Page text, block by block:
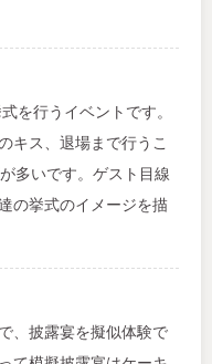
を行うイベントです。
キス、退場まで行うこ
多いです。ゲスト目線
の挙式のイメージを描
、披露宴を擬似体験で